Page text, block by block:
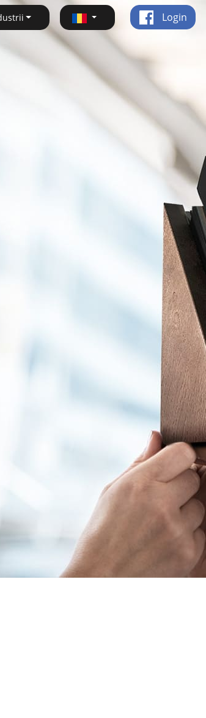
Login